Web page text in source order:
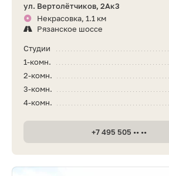
ул. Вертолётчиков, 2Ак3
Некрасовка, 1.1 км
Рязанское шоссе
Студии
1-комн.
2-комн.
3-комн.
4-комн.
+7 495 505 •• ••